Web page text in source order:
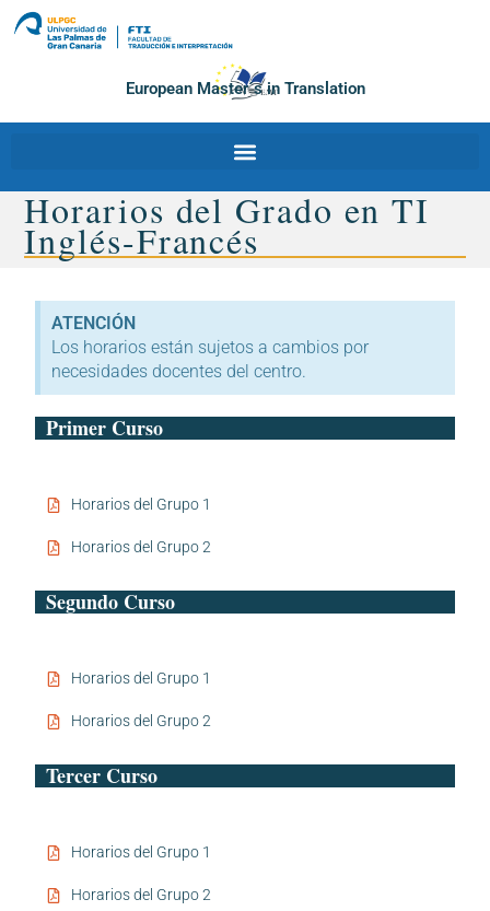
European Master´s in Translation
Horarios del Grado en TI
Inglés-Francés
ATENCIÓN
Los horarios están sujetos a cambios por
necesidades docentes del centro.
Primer Curso
Horarios del Grupo 1
Horarios del Grupo 2
Segundo Curso
Horarios del Grupo 1
Horarios del Grupo 2
Tercer Curso
Horarios del Grupo 1
Horarios del Grupo 2